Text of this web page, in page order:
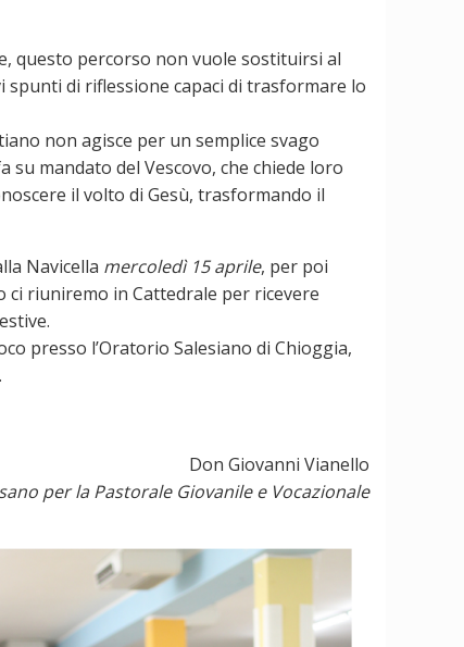
questo percorso non vuole sostituirsi al
di riflessione capaci di trasformare lo
non agisce per un semplice svago
mandato del Vescovo, che chiede loro
il volto di Gesù, trasformando il
Navicella mercoledì 15 aprile, per poi
ci riuniremo in Cattedrale per ricevere
presso l’Oratorio Salesiano di Chioggia,
Don Giovanni Vianello
per la Pastorale Giovanile e Vocazionale